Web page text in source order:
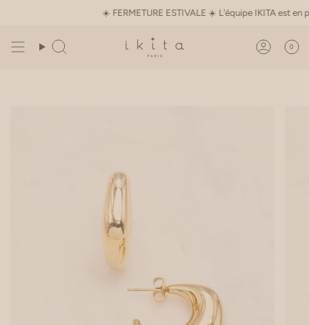
☀️ FERMETURE ESTIVALE ☀️ L’équipe IKITA est en
Recherche Compte
0